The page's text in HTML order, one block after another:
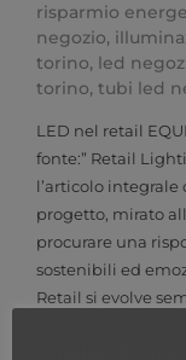
risparmio
negozio,
torino, led
torino, tubi led
LED nel retail
fonte:” Retail
l’articolo integrale
progetto, mirato
procurare una
sostenibili ed
Retail si evolve